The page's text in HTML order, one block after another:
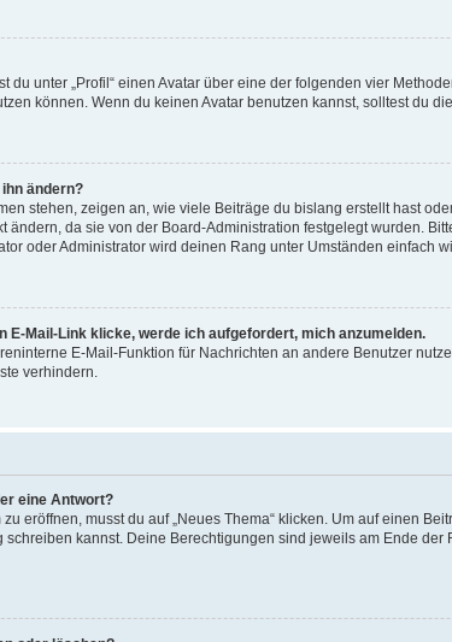
du unter „Profil“ einen Avatar über eine der folgenden vier
können. Wenn du keinen Avatar benutzen kannst, solltest du
ändern?
stehen, zeigen an, wie viele Beiträge du bislang erstellt hast
ändern, da sie von der Board-Administration festgelegt wurden.
oder Administrator wird deinen Rang unter Umständen einfach
E-Mail-Link klicke, werde ich aufgefordert, mich anzumelden.
E-Mail-Funktion für Nachrichten an andere Benutzer
verhindern.
eine Antwort?
eröffnen, musst du auf „Neues Thema“ klicken. Um auf einen
kannst. Deine Berechtigungen sind jeweils am Ende der